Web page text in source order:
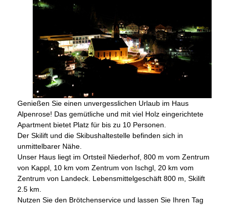
Genießen Sie einen unvergesslichen Urlaub im Haus
Alpenrose! Das gemütliche und mit viel Holz eingerichtete
Apartment bietet Platz für bis zu 10 Personen.
Der Skilift und die Skibushaltestelle befinden sich in
unmittelbarer Nähe.
Unser Haus liegt im Ortsteil Niederhof, 800 m vom Zentrum
von Kappl, 10 km vom Zentrum von Ischgl, 20 km vom
Zentrum von Landeck. Lebensmittelgeschäft 800 m, Skilift
2.5 km.
Nutzen Sie den Brötchenservice und lassen Sie Ihren Tag